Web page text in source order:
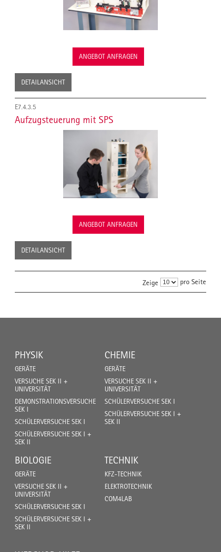
ANGEBOT ANFRAGEN
DETAILANSICHT
E7.4.3.5
Aufzugsteuerung mit SPS
ANGEBOT ANFRAGEN
DETAILANSICHT
Zeige pro Seite
PHYSIK
GERÄTE
VERSUCHE SEK II +
UNIVERSITÄT
DEMONSTRATIONSVERSUCHE
SEK I
SCHÜLERVERSUCHE SEK I
SCHÜLERVERSUCHE SEK I +
SEK II
CHEMIE
GERÄTE
VERSUCHE SEK II +
UNIVERSITÄT
SCHÜLERVERSUCHE SEK I
SCHÜLERVERSUCHE SEK I +
SEK II
BIOLOGIE
GERÄTE
VERSUCHE SEK II +
UNIVERSITÄT
SCHÜLERVERSUCHE SEK I
SCHÜLERVERSUCHE SEK I +
SEK II
TECHNIK
KFZ-TECHNIK
ELEKTROTECHNIK
COM4LAB